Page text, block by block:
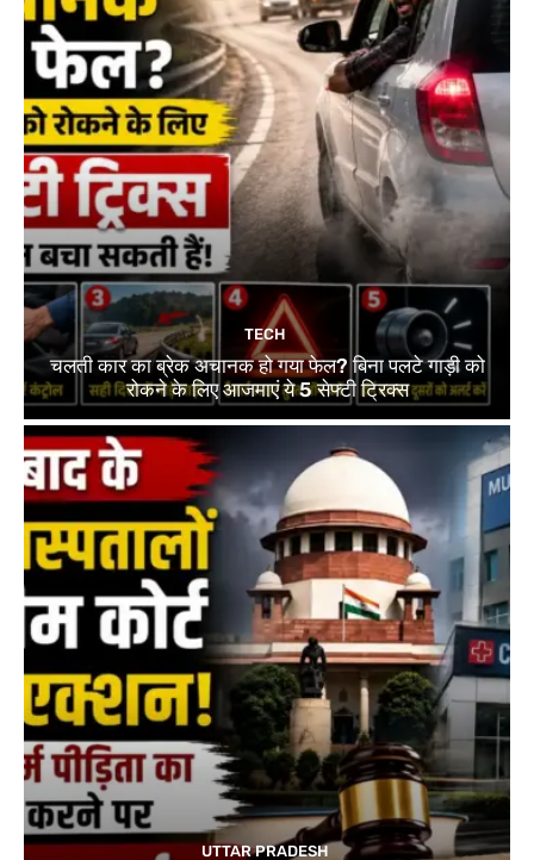
TECH
चलती कार का ब्रेक अचानक हो गया फेल? बिना पलटे गाड़ी को
रोकने के लिए आजमाएं ये 5 सेफ्टी ट्रिक्स
UTTAR PRADESH